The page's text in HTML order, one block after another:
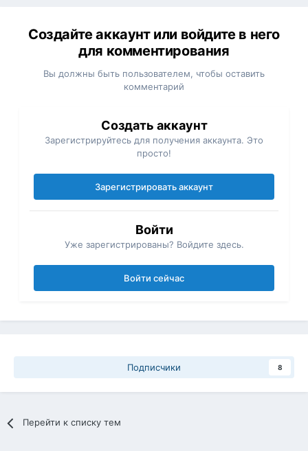
Создайте аккаунт или войдите в него
для комментирования
Вы должны быть пользователем, чтобы оставить
комментарий
Создать аккаунт
Зарегистрируйтесь для получения аккаунта. Это
просто!
Зарегистрировать аккаунт
Войти
Уже зарегистрированы? Войдите здесь.
Войти сейчас
Подписчики 8
Перейти к списку тем